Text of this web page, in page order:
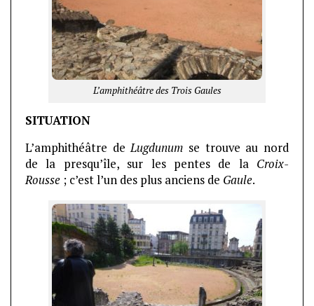
L’amphithéâtre des Trois Gaules
SITUATION
L’amphithéâtre deLugdunum se trouve au nord
de la presqu’île, sur les pentes de la Croix-
Rousse ; c’est l’un des plus anciens de Gaule.